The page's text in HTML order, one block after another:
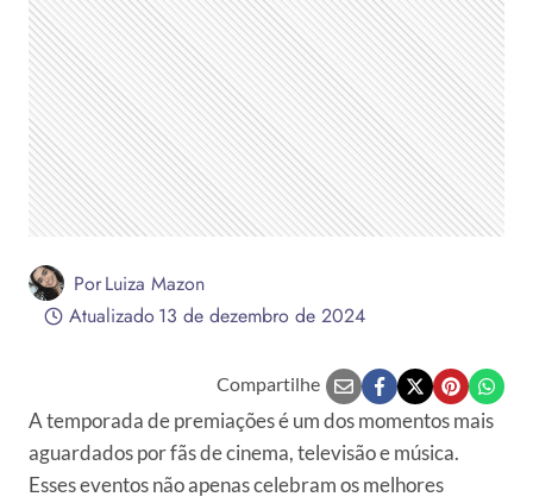
PorLuiza Mazon
Atualizado13 de dezembro de 2024
Compartilhe
A temporada de premiações é um dos momentos mais
aguardados por fãs de cinema, televisão e música.
Esses eventos não apenas celebram os melhores